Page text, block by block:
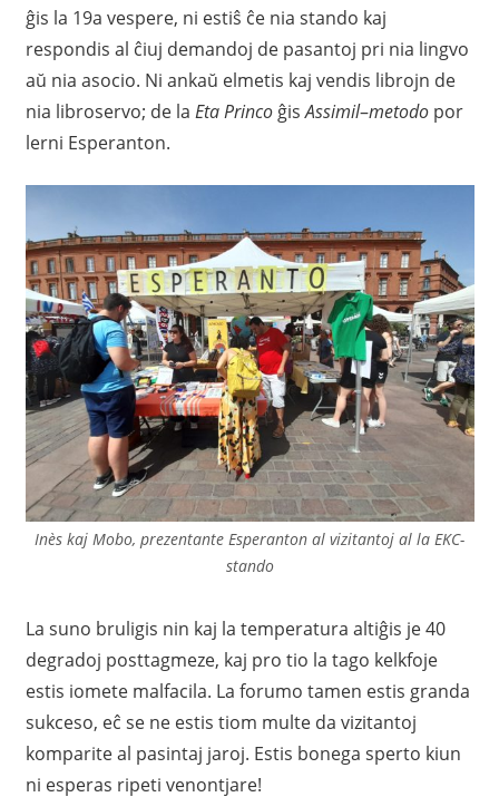
ĝis la 19a vespere, ni estiŝ ĉe nia stando kaj
respondis al ĉiuj demandoj de pasantoj pri nia lingvo
aŭ nia asocio. Ni ankaŭ elmetis kaj vendis librojn de
nia libroservo; de la Eta PrincoĝisAssimil–metodopor
lerni Esperanton.
Inès kaj Mobo, prezentante Esperanton al vizitantoj al la EKC-
stando
La suno bruligis nin kaj la temperatura altiĝis je 40
degradoj posttagmeze, kaj pro tio la tago kelkfoje
estis iomete malfacila. La forumo tamen estis granda
sukceso, eĉ se ne estis tiom multe da vizitantoj
komparite al pasintaj jaroj. Estis bonega sperto kiun
ni esperas ripeti venontjare!